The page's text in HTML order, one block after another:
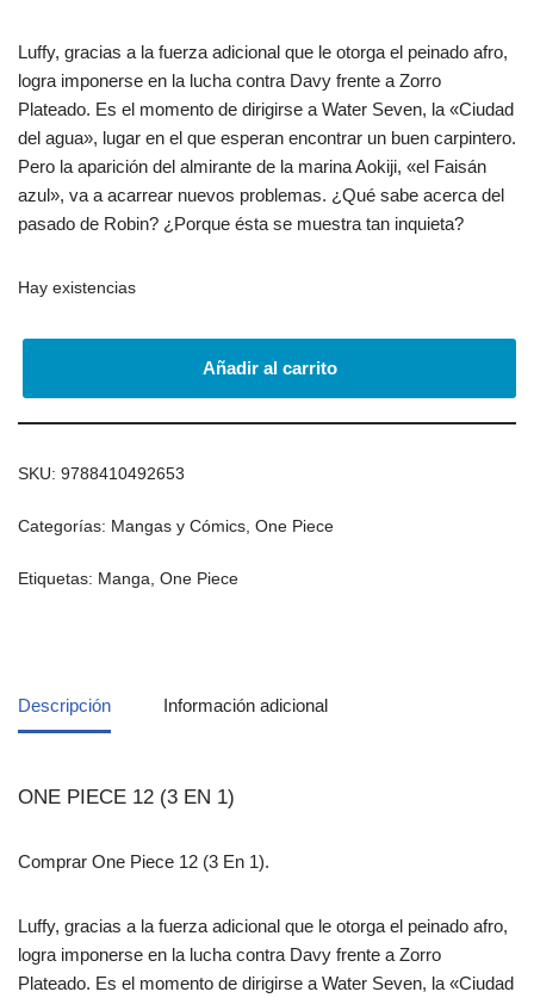
Luffy, gracias a la fuerza adicional que le otorga el peinado afro,
logra imponerse en la lucha contra Davy frente a Zorro
Plateado. Es el momento de dirigirse a Water Seven, la «Ciudad
del agua», lugar en el que esperan encontrar un buen carpintero.
Pero la aparición del almirante de la marina Aokiji, «el Faisán
azul», va a acarrear nuevos problemas. ¿Qué sabe acerca del
pasado de Robin? ¿Porque ésta se muestra tan inquieta?
Hay existencias
Añadir al carrito
SKU: 9788410492653
Categorías: Mangas y Cómics, One Piece
Etiquetas: Manga, One Piece
Descripción Información adicional
ONE PIECE 12 (3 EN 1)
Comprar One Piece 12 (3 En 1).
Luffy, gracias a la fuerza adicional que le otorga el peinado afro,
logra imponerse en la lucha contra Davy frente a Zorro
Plateado. Es el momento de dirigirse a Water Seven, la «Ciudad